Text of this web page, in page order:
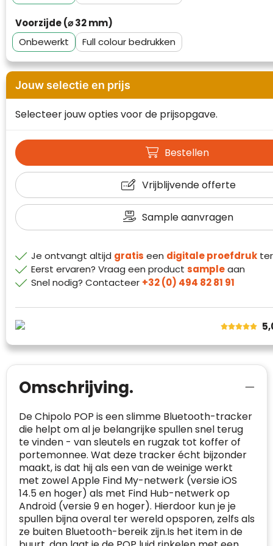
Voorzijde (⌀ 32 mm)
Onbewerkt
Full colour
Jouw selectie en prijs
Selecteer jouw opties voor de prijsopgave.
Bestellen
Vrijblijvende offerte
Sample aanvragen
Je ontvangt altijd gratis een digitale proefdrukter
Eerst ervaren? Vraag een product sampleaan
Snel nodig? Contacteer +32 (0) 494 82 81 91
Omschrijving.
De Chipolo POP is een slimme Bluetooth-tracker
die helpt om al je belangrijke spullen snel terug
te vinden - van sleutels en rugzak tot koffer of
portemonnee. Wat deze tracker écht bijzonder
maakt, is dat hij als een van de weinige werkt
met zowel Apple Find My-netwerk (versie iOS
14.5 en hoger) als met Find Hub-netwerk op
Android (versie 9 en hoger). Hierdoor kun je je
spullen bijna overal ter wereld opsporen, zelfs als
ze buiten Bluetooth-bereik zijn.Is het item in de
Klantenbeoordelingen laten zien hoe een
van klanten voldoet.
beoordelingsplatforms om
websitebezoekers toegang te geven tot
echte, geverifieerde beoordelingen op één
plaats.
Alleen beoordelingen die voldoen aan de
richtlijnen van Trustindex en waarvan
bewezen is dat ze spamvrij zijn worden door
de verschillende platforms geaccepteerd en
meegeteld in de scores.
Trustindex meet voortdurend de
klanttevredenheid op basis van
beoordelingen. Minder dan 1% van de
ondervraagde klanten meldde een
probleem.
Trustindex heeft de contactgegevens van de
website en de bedrijfsgegevens
onafhankelijk geverifieerd.